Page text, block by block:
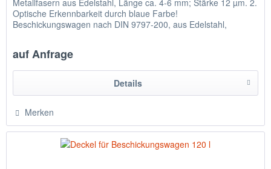
Metallfasern aus Edelstahl, Länge ca. 4-6 mm; Stärke 12 µm. 2.
Optische Erkennbarkeit durch blaue Farbe!
Beschickungswagen nach DIN 9797-200, aus Edelstahl,
auf Anfrage
Details
Merken